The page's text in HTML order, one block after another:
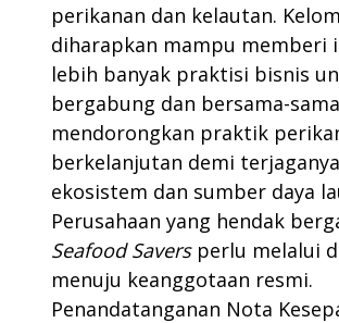
perikanan dan kelautan.
diharapkan mampu memberi
lebih banyak praktisi bisnis
bergabung dan bersama-sama
mendorongkan praktik
berkelanjutan demi
ekosistem dan sumber daya
Perusahaan yang hendak
Seafood Saversperlu melalui
menuju keanggotaan resmi.
Penandatanganan Nota